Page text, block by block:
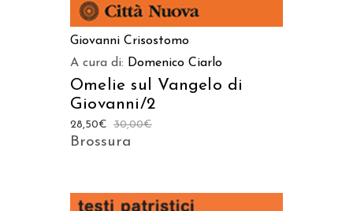
Giovanni Crisostomo
A cura di: Domenico Ciarlo
Omelie sul Vangelo di
Giovanni/2
30,00€
28,50€
Brossura